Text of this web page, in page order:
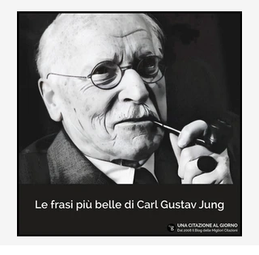
Le frasi più belle di Andrea
Camilleri
In questa sezione sono raccolte le
frasi più belle di Andrea Camilleri, il
creatore dei libri sulle vicende del
Commissario Montalbano